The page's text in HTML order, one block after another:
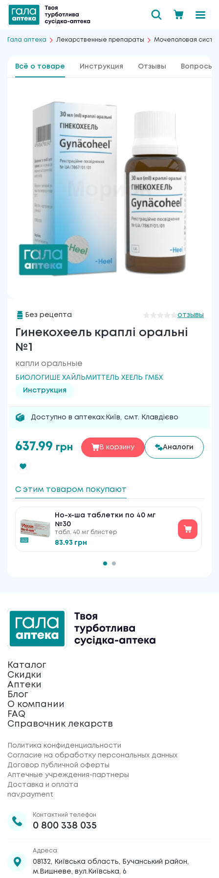
Гала аптека Лекарственные препараты Мочеполовая
Всё о товаре Инструкция Отзывы Вопросы
Без рецепта отзывы
Гинекохеель краплі оральні
№1
капли оральные
БИОЛОГИШЕ ХАЙЛЬМИТТЕЛЬ ХЕЕЛЬ ГМБХ
Инструкция
Доступно в аптеках: Київ, смт. Клавдієво
637.99 грн В корзину Аналоги
С этим товаром покупают
Но-х-ша таблетки по 40 мг
№30
табл. 40 мг блистер
83.93 грн
Каталог
Скидки
Аптеки
Блог
О компании
FAQ
Справочник лекарств
Политика конфиденциальности
Согласие на обработку персональных данных
Договор публичной оферты
Аптечные учреждения-партнеры
Доставка и оплата
nav.payment
Контактний телефон
0 800 338 035
Адреса
08132, Київська область, Бучанський район,
м.Вишневе, вул.Київська, 6